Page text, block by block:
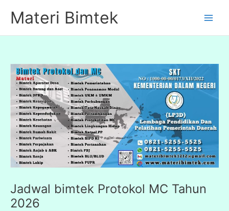
kontenMateri Bimtek
Jadwal bimtek Protokol MC Tahun
2026